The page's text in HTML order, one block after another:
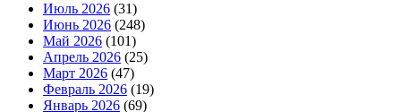
Июль 2026 (31)
Июнь 2026 (248)
Май 2026 (101)
Апрель 2026 (25)
Март 2026 (47)
Февраль 2026 (19)
Январь 2026 (69)